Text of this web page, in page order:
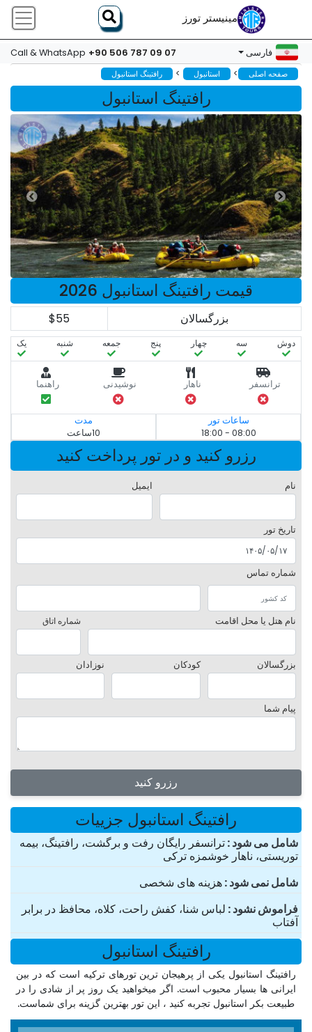
مینیستر تورز
فارسی Call & WhatsApp +90 506 787 09 07
صفحه اصلی > استانبول > رافتینگ استانبول
رافتینگ استانبول
قیمت رافتینگ استانبول 2026
بزرگسالان $55
دوش سه‌ چهار پنج جمعه شنبه یک
ترانسفر ناهار نوشیدنی راهنما
ساعات تور
08:00 - 18:00
مدت
10ساعت
رزرو کنید و در تور پرداخت کنید
نام ایمیل
تاریخ تور
شماره تماس
نام هتل یا محل اقامت شماره اتاق
بزرگسالان کودکان نوزادان
پیام شما
رزرو کنید
رافتینگ استانبول جزییات
شامل می شود ترانسفر رایگان رفت و برگشت، رافتینگ، بیمه
توریستی، ناهار خوشمزه ترکی
شامل نمی شود هزینه های شخصی
فراموش نشود لباس شنا، کفش راحت، کلاه، محافظ در برابر
آفتاب
رافتینگ استانبول
رافتینگ استانبول یکی از پرهیجان ترین تورهای ترکیه است که در بین
ایرانی ها بسیار محبوب است. اگر میخواهید یک روز پر از شادی را در
طبیعت بکر استانبول تجربه کنید ، این تور بهترین گزینه برای شماست.